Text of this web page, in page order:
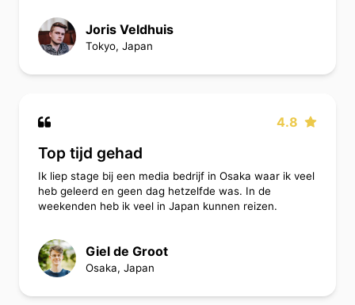
Joris Veldhuis
Tokyo, Japan
4.8
Top tijd gehad
Ik liep stage bij een media bedrijf in Osaka waar ik veel
heb geleerd en geen dag hetzelfde was. In de
weekenden heb ik veel in Japan kunnen reizen.
Giel de Groot
Osaka, Japan